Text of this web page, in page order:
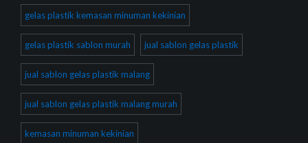
gelas plastik kemasan minuman kekinian
gelas plastik sablon murah jual sablon gelas plastik
jual sablon gelas plastik malang
jual sablon gelas plastik malang murah
kemasan minuman kekinian